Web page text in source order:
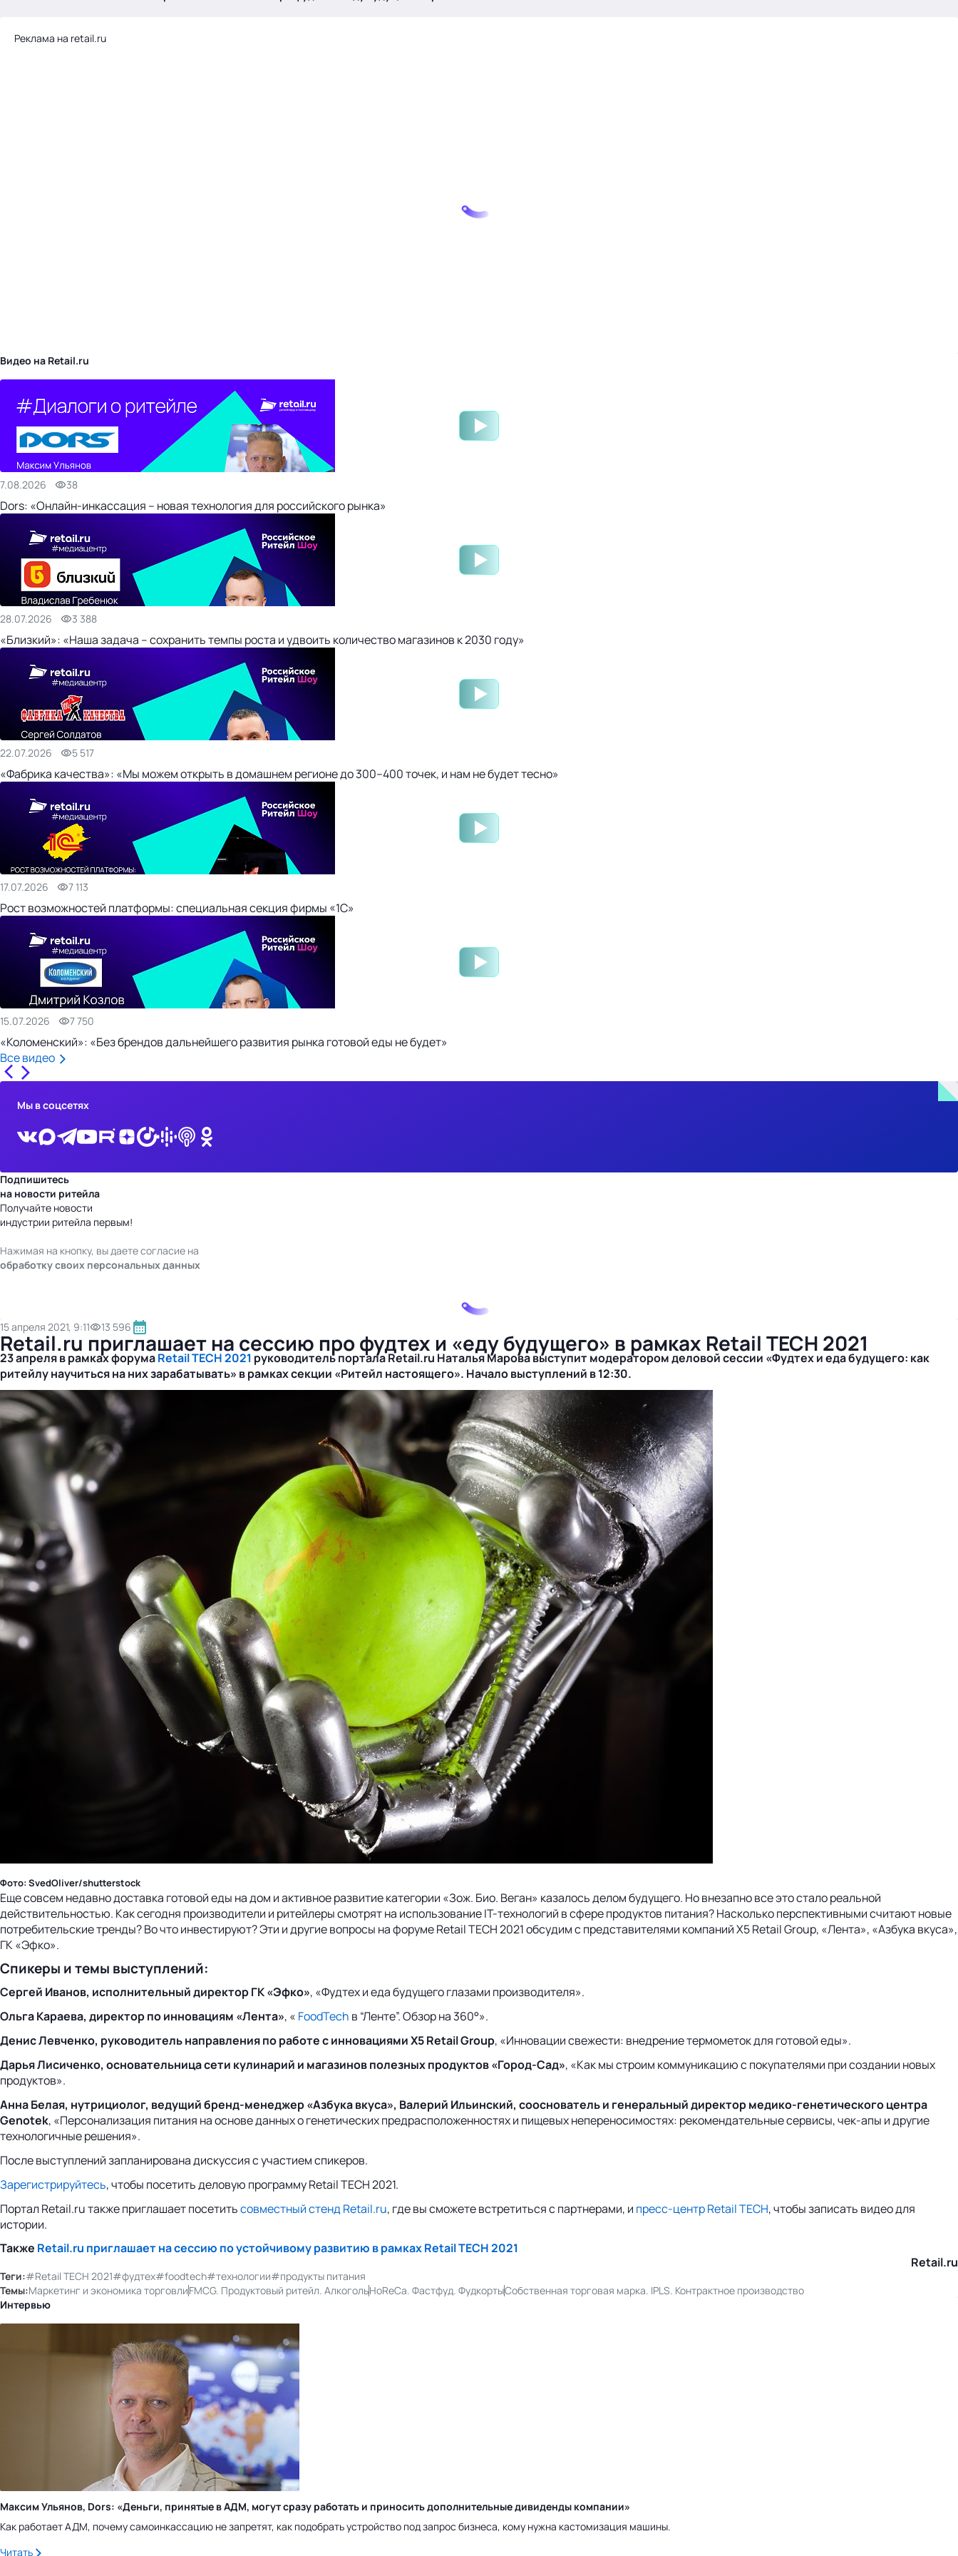
Реклама на retail.ru
Видео на Retail.ru
7.08.2026 38
Dors: «Онлайн-инкассация – новая технология для российского рынка»
28.07.2026 3 388
«Близкий»: «Наша задача – сохранить темпы роста и удвоить количество магазинов к 2030 году»
22.07.2026 5 517
«Фабрика качества»: «Мы можем открыть в домашнем регионе до 300–400 точек, и нам не будет тесно»
17.07.2026 7 113
Рост возможностей платформы: специальная секция фирмы «1С»
15.07.2026 7 750
«Коломенский»: «Без брендов дальнейшего развития рынка готовой еды не будет»
Все видео
Мы в соцсетях
Подпишитесь
на новости ритейла
Получайте новости
индустрии ритейла первым!
Нажимая на кнопку, вы даете согласие на
обработку своих персональных данных
15 апреля 2021, 9:11 13 596
Retail.ru приглашает на сессию про фудтех и «еду будущего» в рамках Retail TECH 2021
23 апреля в рамках форумаRetail TECH 2021 руководитель портала Retail.ru Наталья Марова выступит модератором деловой сессии «Фудтех и еда будущего: как
ритейлу научиться на них зарабатывать» в рамках секции «Ритейл настоящего». Начало выступлений в 12:30.
Фото: SvedOliver/shutterstock
Еще совсем недавно доставка готовой еды на дом и активное развитие категории «Зож. Био. Веган» казалось делом будущего. Но внезапно все это стало реальной
действительностью. Как сегодня производители и ритейлеры смотрят на использование IT-технологий в сфере продуктов питания? Насколько перспективными считают новые
потребительские тренды? Во что инвестируют? Эти и другие вопросы на форуме Retail TECH 2021 обсудим с представителями компаний X5 Retail Group, «Лента», «Азбука вкуса»,
ГК «Эфко».
Спикеры и темы выступлений:
Сергей Иванов, исполнительный директор ГК «Эфко», «Фудтех и еда будущего глазами производителя».
Ольга Караева, директор по инновациям «Лента», « FoodTech в “Ленте”. Обзор на 360°».
Денис Левченко, руководитель направления по работе с инновациями Х5 Retail Group, «Инновации свежести: внедрение термометок для готовой еды».
Дарья Лисиченко, основательница сети кулинарий и магазинов полезных продуктов «Город-Сад», «Как мы строим коммуникацию с покупателями при создании новых
продуктов».
Анна Белая, нутрициолог, ведущий бренд-менеджер «Азбука вкуса», Валерий Ильинский, сооснователь и генеральный директор медико-генетического центра
Genotek, «Персонализация питания на основе данных о генетических предрасположенностях и пищевых непереносимостях: рекомендательные сервисы, чек-апы и другие
технологичные решения».
После выступлений запланирована дискуссия с участием спикеров.
Зарегистрируйтесь, чтобы посетить деловую программу Retail TECH 2021.
Портал Retail.ru также приглашает посетитьсовместный стенд Retail.ru, где вы сможете встретиться с партнерами, и пресс-центр Retail TECH, чтобы записать видео для
истории.
Также Retail.ru приглашает на сессию по устойчивому развитию в рамках Retail TECH 2021
Retail.ru
Теги:#Retail TECH 2021#фудтех#foodtech#технологии#продукты питания
Темы:Маркетинг и экономика торговлиFMCG. Продуктовый ритейл. АлкогольHoReCa. Фастфуд. ФудкортыСобственная торговая марка. IPLS. Контрактное производство
Интервью
Максим Ульянов, Dors: «Деньги, принятые в АДМ, могут сразу работать и приносить дополнительные дивиденды компании»
Как работает АДМ, почему самоинкассацию не запретят, как подобрать устройство под запрос бизнеса, кому нужна кастомизация машины.
Читать